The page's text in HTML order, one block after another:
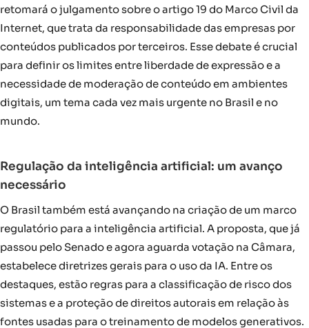
retomará o julgamento sobre o artigo 19 do Marco Civil da
Internet, que trata da responsabilidade das empresas por
conteúdos publicados por terceiros. Esse debate é crucial
para definir os limites entre liberdade de expressão e a
necessidade de moderação de conteúdo em ambientes
digitais, um tema cada vez mais urgente no Brasil e no
mundo.
Regulação da inteligência artificial: um avanço
necessário
O Brasil também está avançando na criação de um marco
regulatório para a inteligência artificial. A proposta, que já
passou pelo Senado e agora aguarda votação na Câmara,
estabelece diretrizes gerais para o uso da IA. Entre os
destaques, estão regras para a classificação de risco dos
sistemas e a proteção de direitos autorais em relação às
fontes usadas para o treinamento de modelos generativos.